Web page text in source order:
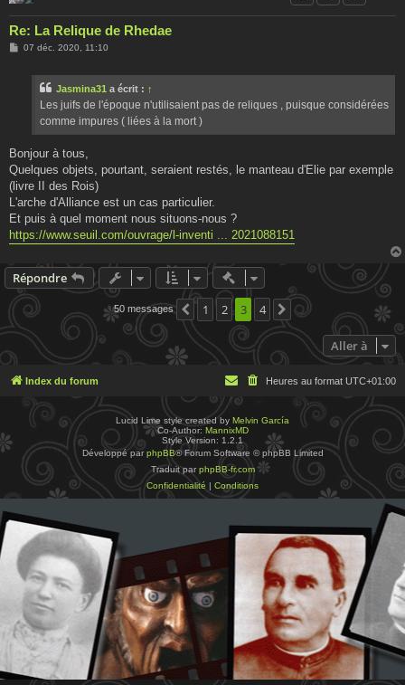
Re: La Relique de Rhedae
M07 déc. 2020, 11:10
Jasmina31 a écrit : ↑
Les juifs de l'époque n'utilisaient pas de reliques , puisque considérées
comme impures ( liées à la mort )
Bonjour à tous,
Quelques objets, pourtant, seraient restés, le manteau d'Elie par exemple
(livre II des Rois)
L'arche d'Alliance est un cas particulier.
Et puis à quel moment nous situons-nous ?
https://www.seuil.com/ouvrage/l-inventi ... 2021088151
Répondre Actions rapides de
50 messages Précédente
1 2 3 4 Suivante
Aller à
Index du forum Heures au format UTC+01:00
Lucid Lime style created by Melvin García
Co-Author: MannixMD
Style Version: 1.2.1
Développé par phpBB® Forum Software © phpBB Limited
Traduit par phpBB-fr.com
Confidentialité | Conditions